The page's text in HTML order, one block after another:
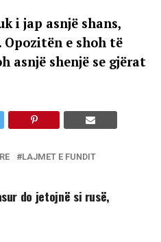
i jap asnjë shans,
e shoh të
asnjë shenjë se gjërat
LAJMET E FUNDIT
do jetojnë si rusë,